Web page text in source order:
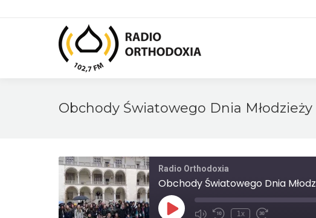
Obchody Światowego Dnia Młodzieży
Radio Orthodoxia
Obchody Światowego Dnia
Play
1x